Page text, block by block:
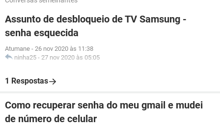
Assunto de desbloqueio de TV Samsung -
senha esquecida
Atumane - 26 nov 2020 às 11:38
ninha25 - 27 nov 2020 às 05:05
1 Respostas
Como recuperar senha do meu gmail e mudei
de número de celular